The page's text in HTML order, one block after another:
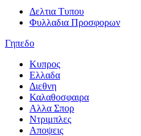
Δελτια Τυπου
Φυλλαδια Προσφορων
Γηπεδο
Κυπρος
Ελλαδα
Διεθνη
Καλαθοσφαιρα
Αλλα Σπορ
Ντριμπλες
Αποψεις